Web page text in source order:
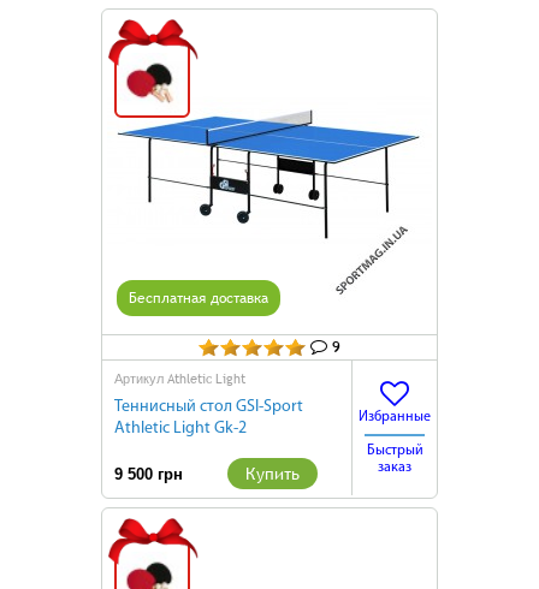
9
Бесплатная доставка
Артикул Athletic Light
Теннисный стол GSI-Sport
Athletic Light Gk-2
9 500 грн Купить
Избранные
Быстрый
заказ